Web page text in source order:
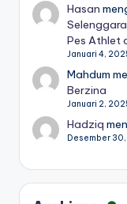
Hasan
Pes Athlet
Januari 4,
Mahdum
Berzina
Januari 2,
Hadziq
Desember